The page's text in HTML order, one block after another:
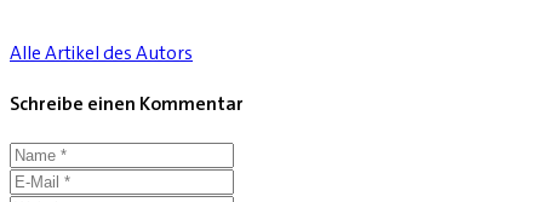
Alle Artikel des Autors
Schreibe einen Kommentar